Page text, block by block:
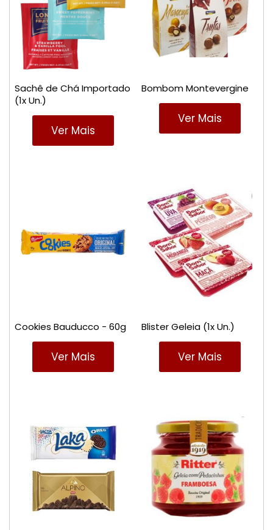
Sachê de Chá Importado
(1x Un.)
Ver Mais
Bombom Montevergine
Ver Mais
Cookies Bauducco - 60g
Ver Mais
Blister Geleia (1x Un.)
Ver Mais